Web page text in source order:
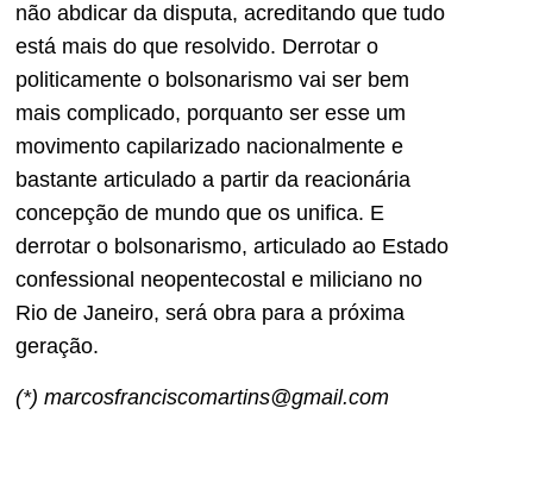
não abdicar da disputa, acreditando que tudo
está mais do que resolvido. Derrotar o
politicamente o bolsonarismo vai ser bem
mais complicado, porquanto ser esse um
movimento capilarizado nacionalmente e
bastante articulado a partir da reacionária
concepção de mundo que os unifica. E
derrotar o bolsonarismo, articulado ao Estado
confessional neopentecostal e miliciano no
Rio de Janeiro, será obra para a próxima
geração.
(*) marcosfranciscomartins@gmail.com